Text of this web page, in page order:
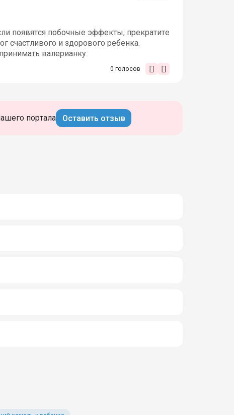
появятся побочные эффекты, прекратите
счастливого и здорового ребенка.
валерианку.
0 голосов
портала Оставить отзыв